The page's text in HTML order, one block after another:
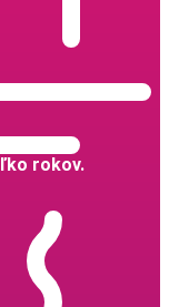
rokov.